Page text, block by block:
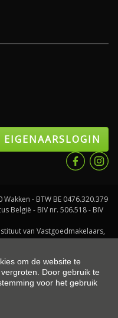
EIGENAARSLOGIN
- BTW BE 0476.320.379
België - BIV nr. 506.518 - BIV
van Vastgoedmakelaars,
1000 Brussel
(polisnr. 730.390.160)
om de website te
Door gebruik te
voor het gebruik